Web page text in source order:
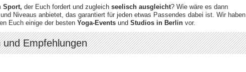
Sport, der Euch fordert und zugleich seelisch ausgleicht? Wie wäre es dann
und Niveaus anbietet, das garantiert für jeden etwas Passendes dabei ist. Wir haben
Euch einige der besten Yoga-Events und Studios in Berlin vor.
Empfehlungen